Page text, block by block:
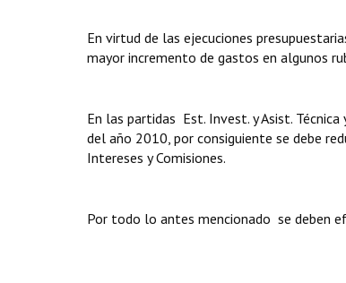
En virtud de las ejecuciones
mayor incremento de gastos en algunos
En las partidas Est. Invest. y Asist.
del año 2010, por consiguiente se debe
Intereses y Comisiones.
Por todo lo antes mencionado se deben